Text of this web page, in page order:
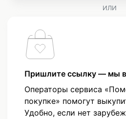
ИЛИ
Пришлите ссылку — мы
Операторы сервиса
покупке» помогут
Удобно, если нет